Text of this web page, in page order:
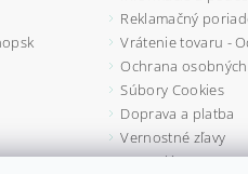
Reklamačný
Vrátenie tovaru -
Ochrana
Súbory Cookies
Doprava a platba
Vernostné zľavy
Formuláre